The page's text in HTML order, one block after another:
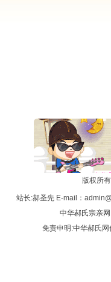
版权所有
站长:郝圣先 E-mail：
中华郝氏宗亲网
免责申明:中华郝氏